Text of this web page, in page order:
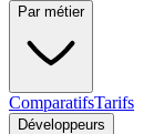
Par métier
ComparatifsTarifs
Développeurs